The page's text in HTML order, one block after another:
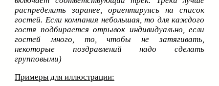
распределить заранее, ориентируясь на список
гостей. Если компания небольшая, то для каждого
гостя подбирается отрывок индивидуально, если
гостей много, то, чтобы не затягивать,
некоторые поздравлений надо сделать
групповыми)
Примеры для иллюстрации: